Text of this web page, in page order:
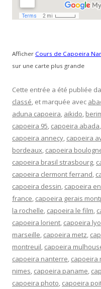
Afficher Cours de Capoeira
sur une carte plus grande
Cette entrée a été publiée
classé, et marquée avec
aduna capoeira, aikido,
capoeira 95, capoeira abada,
capoeira annecy, capoeira
bordeaux, capoeira
capoeira brasil strasbourg,
capoeira clermont ferrand,
capoeira dessin, capoeira
france, capoeira gerais
la rochelle, capoeira le film,
capoeira lorient, capoeira
marseille, capoeira metz,
montreuil, capoeira
capoeira nanterre, capoeira
nimes, capoeira paname,
capoeira photo, capoeira